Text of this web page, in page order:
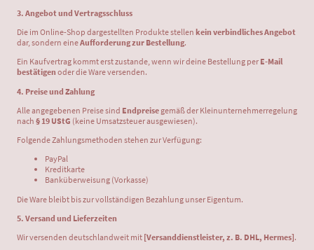
3. Angebot und Vertragsschluss
Die im Online-Shop dargestellten Produkte stellen kein verbindliches Angebot
dar, sondern eineAufforderung zur Bestellung.
Ein Kaufvertrag kommt erst zustande, wenn wir deine Bestellung per E-Mail
bestätigen oder die Ware versenden.
4. Preise und Zahlung
Alle angegebenen Preise sind Endpreise gemäß der Kleinunternehmerregelung
nach § 19 UStG (keine Umsatzsteuer ausgewiesen).
Folgende Zahlungsmethoden stehen zur Verfügung:
PayPal
Kreditkarte
Banküberweisung (Vorkasse)
Die Ware bleibt bis zur vollständigen Bezahlung unser Eigentum.
5. Versand und Lieferzeiten
Wir versenden deutschlandweit mit [Versanddienstleister, z. B. DHL, Hermes].